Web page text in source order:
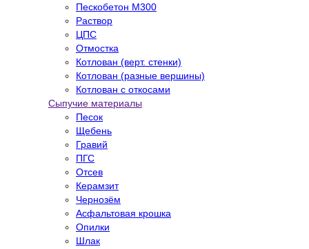
Пескобетон М300
Раствор
ЦПС
Отмостка
Котлован (верт. стенки)
Котлован (разные вершины)
Котлован с откосами
Сыпучие материалы
Песок
Щебень
Гравий
ПГС
Отсев
Керамзит
Чернозём
Асфальтовая крошка
Опилки
Шлак